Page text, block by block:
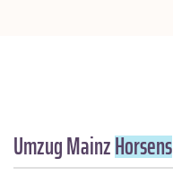
Umzug MainzHorsens